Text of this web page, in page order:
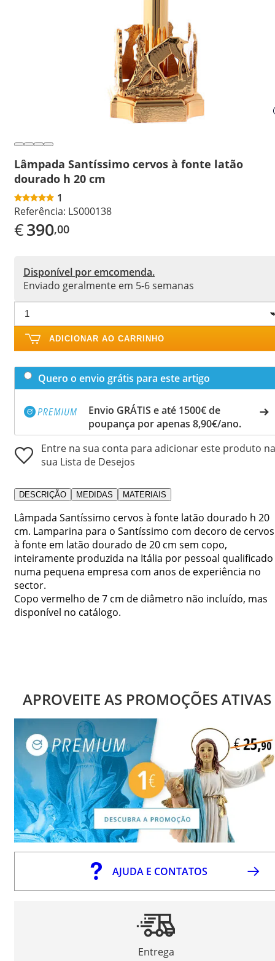
Lâmpada Santíssimo cervos à fonte latão
dourado h 20 cm
1
Referência: LS000138
€390,00
Disponível por emcomenda.
Enviado geralmente em 5-6 semanas
ADICIONAR AO CARRINHO
Quero o envio grátis para este artigo
Envio GRÁTIS e até 1500€ de
poupança por apenas 8,90€/ano.
Entre na sua conta para adicionar este produto na
sua Lista de Desejos
DESCRIÇÃO MEDIDAS MATERIAIS
Lâmpada Santíssimo cervos à fonte latão dourado h 20
cm. Lamparina para o Santíssimo com decoro de cervos
à fonte em latão dourado de 20 cm sem copo,
inteiramente produzida na Itália por pessoal qualificado
numa pequena empresa com anos de experiência no
sector.
Copo vermelho de 7 cm de diâmetro não incluído, mas
disponível no catálogo.
APROVEITE AS PROMOÇÕES ATIVAS
AJUDA E CONTATOS
Entrega